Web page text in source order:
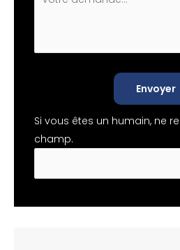
Envoyer
Si vous êtes un humain, ne
champ.